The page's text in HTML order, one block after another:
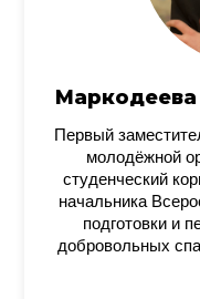
Первый
молодёжной
студенческий
начальника
подготовки и
добровольных